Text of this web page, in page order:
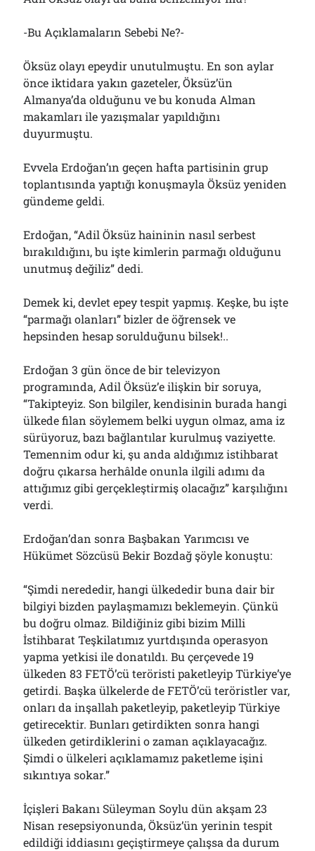
-Bu Açıklamaların Sebebi Ne?-
Öksüz olayı epeydir unutulmuştu. En son aylar
önce iktidara yakın gazeteler, Öksüz’ün
Almanya’da olduğunu ve bu konuda Alman
makamları ile yazışmalar yapıldığını
duyurmuştu.
Evvela Erdoğan’ın geçen hafta partisinin grup
toplantısında yaptığı konuşmayla Öksüz yeniden
gündeme geldi.
Erdoğan, “Adil Öksüz haininin nasıl serbest
bırakıldığını, bu işte kimlerin parmağı olduğunu
unutmuş değiliz” dedi.
Demek ki, devlet epey tespit yapmış. Keşke, bu işte
“parmağı olanları” bizler de öğrensek ve
hepsinden hesap sorulduğunu bilsek!..
Erdoğan 3 gün önce de bir televizyon
programında, Adil Öksüz’e ilişkin bir soruya,
“Takipteyiz. Son bilgiler, kendisinin burada hangi
ülkede filan söylemem belki uygun olmaz, ama iz
sürüyoruz, bazı bağlantılar kurulmuş vaziyette.
Temennim odur ki, şu anda aldığımız istihbarat
doğru çıkarsa herhâlde onunla ilgili adımı da
attığımız gibi gerçekleştirmiş olacağız” karşılığını
verdi.
Erdoğan’dan sonra Başbakan Yarımcısı ve
Hükümet Sözcüsü Bekir Bozdağ şöyle konuştu:
“Şimdi nerededir, hangi ülkededir buna dair bir
bilgiyi bizden paylaşmamızı beklemeyin. Çünkü
bu doğru olmaz. Bildiğiniz gibi bizim Milli
İstihbarat Teşkilatımız yurtdışında operasyon
yapma yetkisi ile donatıldı. Bu çerçevede 19
ülkeden 83 FETÖ’cü teröristi paketleyip Türkiye’ye
getirdi. Başka ülkelerde de FETÖ’cü teröristler var,
onları da inşallah paketleyip, paketleyip Türkiye
getirecektir. Bunları getirdikten sonra hangi
ülkeden getirdiklerini o zaman açıklayacağız.
Şimdi o ülkeleri açıklamamız paketleme işini
sıkıntıya sokar.”
İçişleri Bakanı Süleyman Soylu dün akşam 23
Nisan resepsiyonunda, Öksüz’ün yerinin tespit
edildiği iddiasını geçiştirmeye çalışsa da durum